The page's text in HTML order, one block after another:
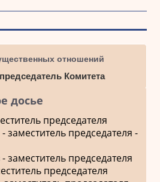
отношений
Комитета
досье
председателя
- заместитель председателя -
- заместитель председателя
председателя